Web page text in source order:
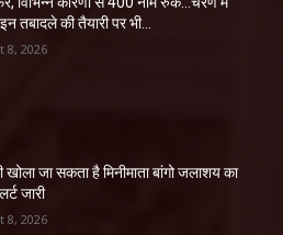
तबादले की तैयारी पर भी...
8, 2026
खोला जा सकता है मिनीमाता बांगो जलाशय का
जारी
8, 2026